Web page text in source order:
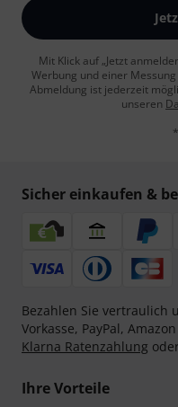
Mit Klick auf „Jetzt
Werbung und einer
Abmeldung ist jederzeit
unseren
Sicher einkaufen &
Bezahlen Sie vertraulich
Vorkasse, PayPal, Amazon
Klarna Ratenzahlung
Ihre Vorteile